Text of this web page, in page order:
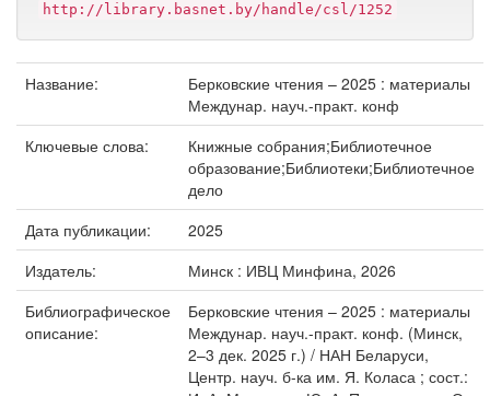
http://library.basnet.by/handle/csl/1252
Название:
Берковские чтения – 2025 : материалы
Междунар. науч.-практ. конф
Ключевые слова:
Книжные собрания;Библиотечное
образование;Библиотеки;Библиотечное
дело
Дата публикации:
2025
Издатель:
Минск : ИВЦ Минфина, 2026
Библиографическое
описание:
Берковские чтения – 2025 : материалы
Междунар. науч.-практ. конф. (Минск,
2–3 дек. 2025 г.) / НАН Беларуси,
Центр. науч. б-ка им. Я. Коласа ; сост.: